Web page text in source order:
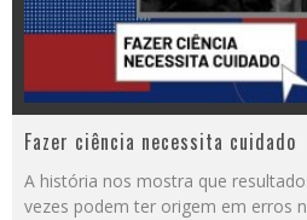
Fazer ciência necessita cuidado
A história nos mostra que
vezes podem ter origem em erros